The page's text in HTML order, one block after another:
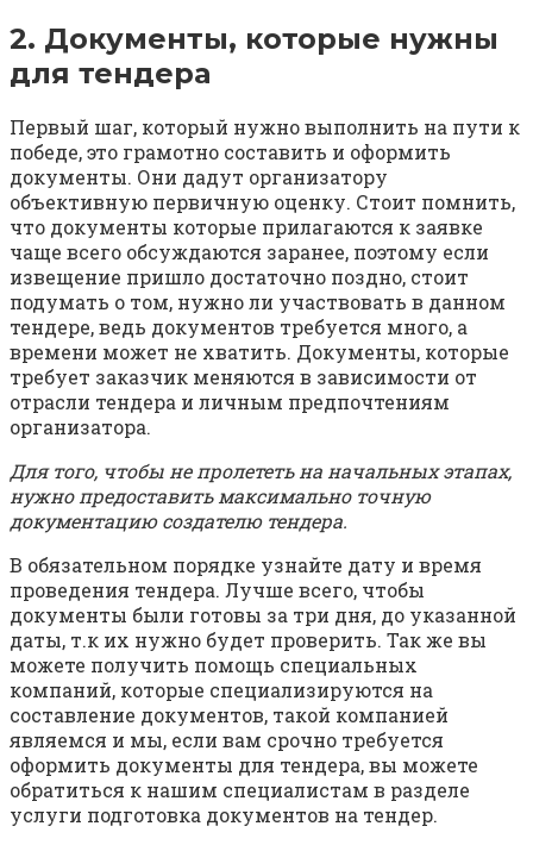
2. Документы, которые нужны
для тендера
Первый шаг, который нужно выполнить на пути к
победе, это грамотно составить и оформить
документы. Они дадут организатору
объективную первичную оценку. Стоит помнить,
что документы которые прилагаются к заявке
чаще всего обсуждаются заранее, поэтому если
извещение пришло достаточно поздно, стоит
подумать о том, нужно ли участвовать в данном
тендере, ведь документов требуется много, а
времени может не хватить. Документы, которые
требует заказчик меняются в зависимости от
отрасли тендера и личным предпочтениям
организатора.
Для того, чтобы не пролететь на начальных этапах,
нужно предоставить максимально точную
документацию создателю тендера.
В обязательном порядке узнайте дату и время
проведения тендера. Лучше всего, чтобы
документы были готовы за три дня, до указанной
даты, т.к их нужно будет проверить. Так же вы
можете получить помощь специальных
компаний, которые специализируются на
составление документов, такой компанией
являемся и мы, если вам срочно требуется
оформить документы для тендера, вы можете
обратиться к нашим специалистам в разделе
услуги подготовка документов на тендер.